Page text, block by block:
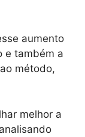
aumento
e também a
método,
melhor a